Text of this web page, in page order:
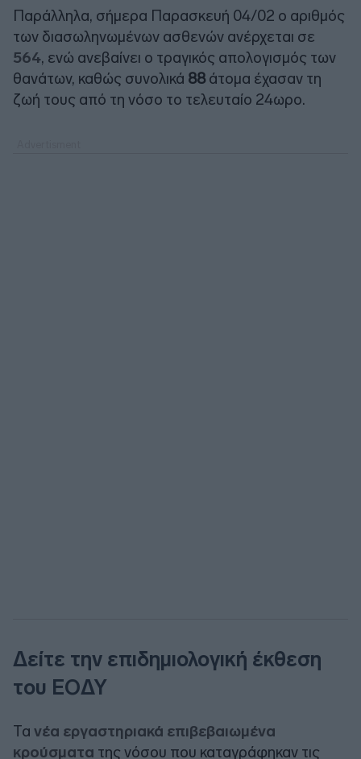
Παράλληλα, σήμερα Παρασκευή 04/02 ο αριθμός
των διασωληνωμένων ασθενών ανέρχεται σε
564, ενώ ανεβαίνει ο τραγικός απολογισμός των
θανάτων, καθώς συνολικά 88άτομα έχασαν τη
ζωή τους από τη νόσο το τελευταίο 24ωρο.
Δείτε την επιδημιολογική έκθεση
του ΕΟΔΥ
Τα νέα εργαστηριακά επιβεβαιωμένα
κρούσματα της νόσου που καταγράφηκαν τις